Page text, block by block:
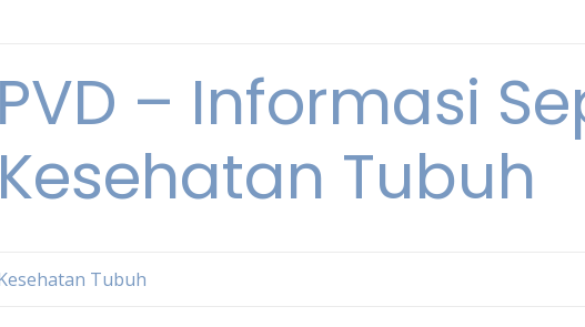
– Informasi
Kesehatan Tubuh
Tubuh